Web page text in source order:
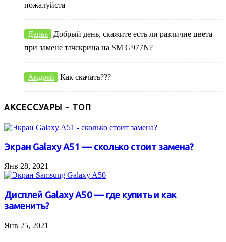
пожалуйста
Дарья
Добрый день, скажите есть ли различие цвета
при замене тачскрина на SM G977N?
Андрей Как скачать???
АКСЕССУАРЫ - ТОП
Экран Galaxy A51 — сколько стоит замена?
Янв 28, 2021
Дисплей Galaxy A50 — где купить и как
заменить?
Янв 25, 2021